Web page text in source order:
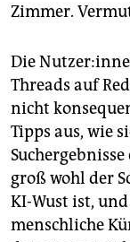
Zimmer.
Die
Threads auf
nicht
Tipps aus, wie
groß wohl der
KI-Wust ist,
menschliche